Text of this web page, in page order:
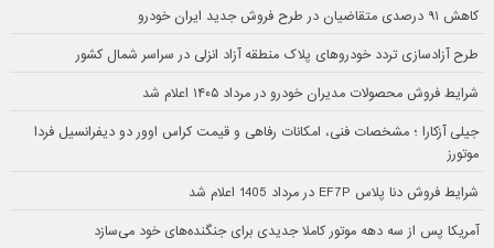
کاهش ۹۱ درصدی متقاضیان در طرح فروش جدید ایران خودرو
طرح آزادسازی تردد خودروهای پلاک منطقه آزاد انزلی در سراسر شمال کشور
شرایط فروش محصولات مدیران خودرو در مرداد ۱۴۰۵ اعلام شد
جیلی آزکارا ؛ مشخصات فنی، امکانات رفاهی و قیمت کراس اوور دو دیفرانسیل فردا
موتورز
شرایط فروش دنا پلاس EF7P در مرداد 1405 اعلام شد
آمریکا پس از سه دهه موتور کاملا جدیدی برای جنگنده‌های خود می‌سازد